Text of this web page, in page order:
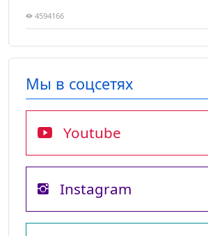
4594166
Мы в соцсетях
Youtube
Instagram